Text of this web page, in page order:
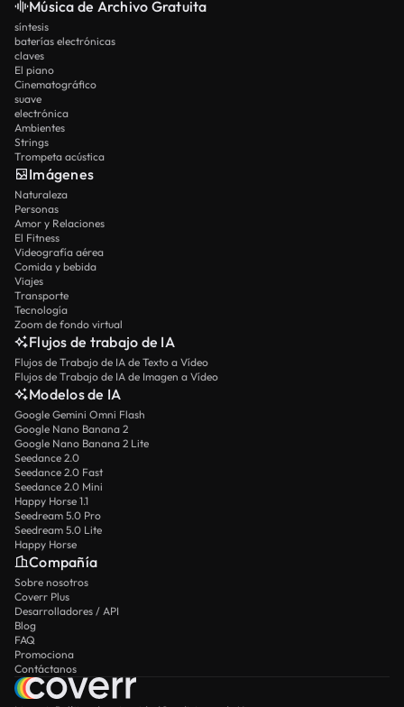
Música de Archivo Gratuita
síntesis
baterías electrónicas
claves
El piano
Cinematográfico
suave
electrónica
Ambientes
Strings
Trompeta acústica
Imágenes
Naturaleza
Personas
Amor y Relaciones
El Fitness
Videografía aérea
Comida y bebida
Viajes
Transporte
Tecnología
Zoom de fondo virtual
Flujos de trabajo de IA
Flujos de Trabajo de IA de Texto a Vídeo
Flujos de Trabajo de IA de Imagen a Vídeo
Modelos de IA
Google Gemini Omni Flash
Google Nano Banana 2
Google Nano Banana 2 Lite
Seedance 2.0
Seedance 2.0 Fast
Seedance 2.0 Mini
Happy Horse 1.1
Seedream 5.0 Pro
Seedream 5.0 Lite
Happy Horse
Compañía
Sobre nosotros
Coverr Plus
Desarrolladores / API
Blog
FAQ
Promociona
Contáctanos